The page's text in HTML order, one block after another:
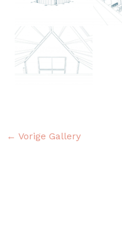
← Vorige Gallery